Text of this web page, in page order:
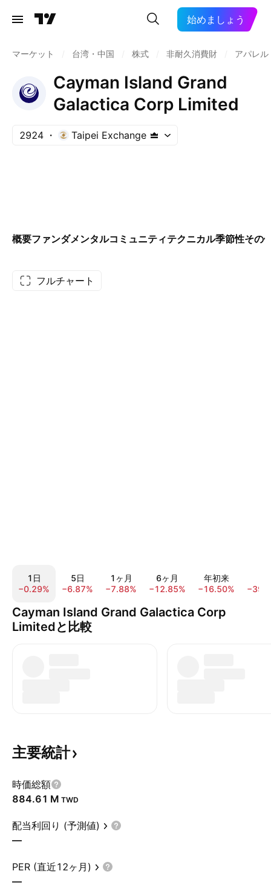
始めましょう
マーケット 台湾・中国 株式 非耐久消費財 アパレ
Cayman Island Grand
Galactica Corp Limited
2924 Taipei Exchange
概要ファンダメンタルコミュニティテクニカル季節性その
フルチャート
1日
−0.29%
5日
−6.87%
1ヶ月
−7.88%
6ヶ月
−12.85%
年初来
−16.50%
Cayman Island Grand Galactica Corp
Limitedと比較
主要統計
時価総額
‪884.61 M‬ TWD
配当利回り (予測値)
—
PER (直近12ヶ月)
—